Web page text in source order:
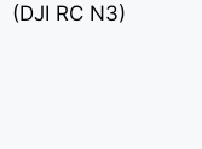
(DJI RC N3)